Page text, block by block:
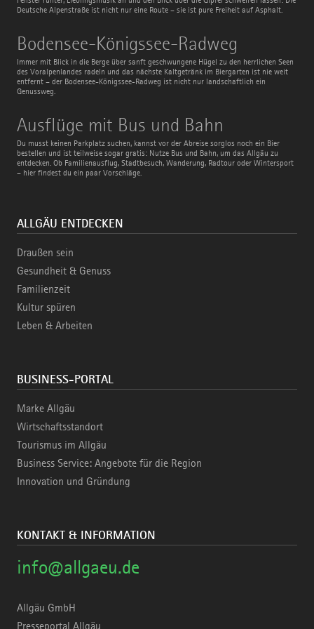
Deutsche Alpenstraße ist nicht nur eine Route – sie ist pure Freiheit auf Asphalt.
Bodensee-Königssee-Radweg
Immer mit Blick in die Berge über sanft geschwungene Hügel zu den herrlichen Seen
des Voralpenlandes radeln und das nächste Kaltgetränk im Biergarten ist nie weit
entfernt – der Bodensee-Königssee-Radweg ist nicht nur landschaftlich ein
Genussweg.
Bodensee-
Königssee-
Radweg
Ausflüge mit Bus und Bahn
Du musst keinen Parkplatz suchen, kannst vor der Abreise sorglos noch ein Bier
bestellen und ist teilweise sogar gratis: Nutze Bus und Bahn, um das Allgäu zu
entdecken. Ob Familienausflug, Stadtbesuch, Wanderung, Radtour oder Wintersport
– hier findest du ein paar Vorschläge.
Ausflüge
mit
Bus
und
Bahn
ALLGÄU ENTDECKEN
Draußen sein
Gesundheit & Genuss
Familienzeit
Kultur spüren
Leben & Arbeiten
BUSINESS-PORTAL
Marke Allgäu
Wirtschaftsstandort
Tourismus im Allgäu
Business Service: Angebote für die Region
Innovation und Gründung
KONTAKT & INFORMATION
info@allgaeu.de
Allgäu GmbH
Presseportal Allgäu